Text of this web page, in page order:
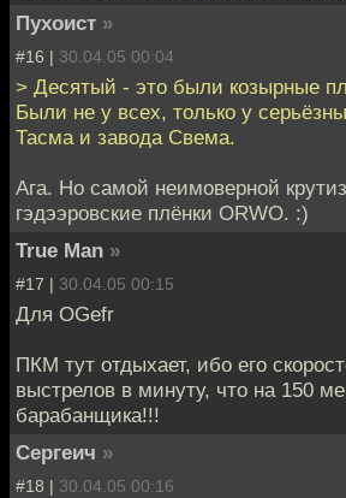
Пухоист »
#16 | 30.04.05 00:04
> Десятый - это были козырные
Были не у всех, только у
Тасма и завода Свема.
Ага. Но самой неимоверной
гэдээровские плёнки ORWO. :)
True Man »
#17 | 30.04.05 00:15
Для OGefr
ПКМ тут отдыхает, ибо его
выстрелов в минуту, что на 150
барабанщика!!!
Сергеич »
#18 | 30.04.05 00:16